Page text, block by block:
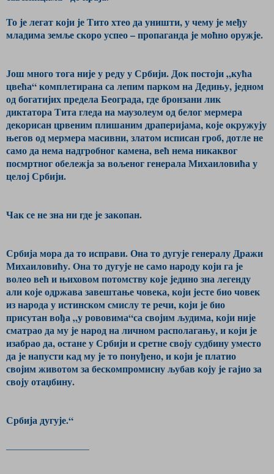
То је легат који је Тито хтео да уништи, у чему је међу
младима земље скоро успео – пропаганда је моћно оружје.
Још много тога није у реду у Србији. Док постоји „кућа
цвећа“ комплетирана са лепим парком на Дедињу, једном
од богатијих предела Београда, где бронзани лик
диктатора Тита гледа на маузолеум од белог мермера
декорисан црвеним плишаним драперијама, које окружују
његов од мермера масивни, златом исписан гроб, дотле не
само да нема надгробног камена, већ нема никаквог
посмртног обележја за вољеног генерала Михаиловића у
целој Србији.
Чак се не зна ни где је закопан.
Србија мора да то исправи. Она то дугује генералу Дражи
Михаиловићу. Oна то дугује не само народу који га је
волео већ и њиховом потомству које једино зна легенду
али које одржава завештање човека, који јесте био човек
из народа у истинском смислу те речи, који је био
присутан вођа „у рововима“са својим људима, који није
сматрао да му је народ на личном располагању, и који је
изабрао да, остане у Србији и сретне своју судбину уместо
да је напусти кад му је то понуђено, и који је платио
својим животом за бескомпромисну љубав коју је гајио за
своју отаџбину.
Србија дугује.“